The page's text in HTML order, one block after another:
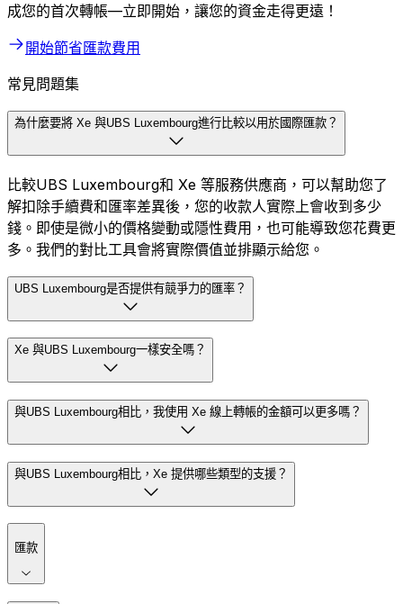
成您的首次轉帳—立即開始，讓您的資金走得更遠！
開始節省匯款費用
常見問題集
為什麼要將 Xe 與UBS Luxembourg進行比較以用於國際匯款？
比較UBS Luxembourg和 Xe 等服務供應商，可以幫助您了
解扣除手續費和匯率差異後，您的收款人實際上會收到多少
錢。即使是微小的價格變動或隱性費用，也可能導致您花費更
多。我們的對比工具會將實際價值並排顯示給您。
UBS Luxembourg是否提供有競爭力的匯率？
Xe 與UBS Luxembourg一樣安全嗎？
與UBS Luxembourg相比，我使用 Xe 線上轉帳的金額可以更多嗎？
與UBS Luxembourg相比，Xe 提供哪些類型的支援？
匯款